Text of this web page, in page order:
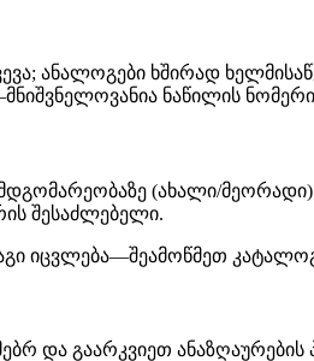
ანალოგები ხშირად
ნაწილის
(ახალი/
შესაძლებელი.
იცვლება—შეამოწმეთ
და გაარკვიეთ